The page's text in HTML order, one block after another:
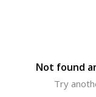
Not found
Try